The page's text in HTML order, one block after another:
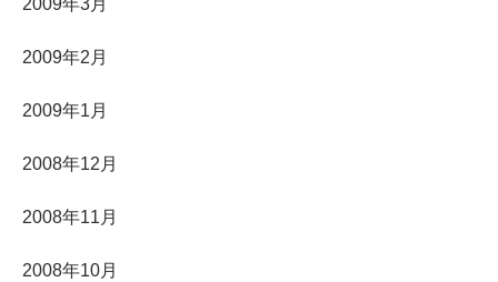
2009年3月
2009年2月
2009年1月
2008年12月
2008年11月
2008年10月